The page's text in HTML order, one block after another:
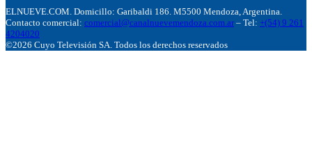
ELNUEVE.COM. Domicillo: Garibaldi 186. M5500 Mendoza, Argentina.
Contacto comercial: comercial@canalnuevemendoza.com.ar – Tel: +(54) 9 261
4204020
©2026 Cuyo Televisión SA. Todos los derechos reservados